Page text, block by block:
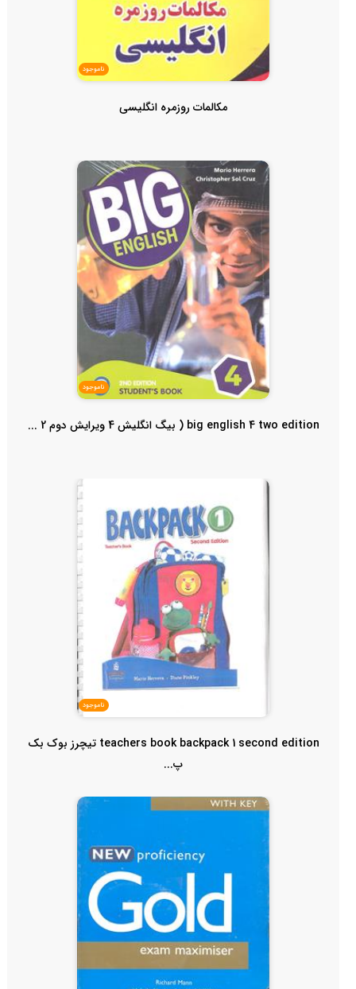
ناموجود
مکالمات روزمره انگلیسی
ناموجود
big english 4 two edition ( بیگ انگلیش 4 ویرایش دوم 2 ...
ناموجود
teachers book backpack 1 second edition تیچرز بوک بک
پ...